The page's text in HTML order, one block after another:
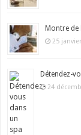
Montre de
25
Détendez-
24